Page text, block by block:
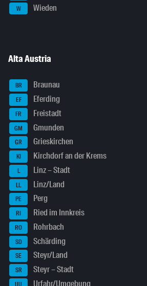
W Wieden
Alta Austria
BR Braunau
EF Eferding
FR Freistadt
GM Gmunden
GR Grieskirchen
KI Kirchdorf an der Krems
L Linz – Stadt
LL Linz/Land
PE Perg
RI Ried im Innkreis
RO Rohrbach
SD Schärding
SE Steyr/Land
SR Steyr – Stadt
Urfahr/Umgebung